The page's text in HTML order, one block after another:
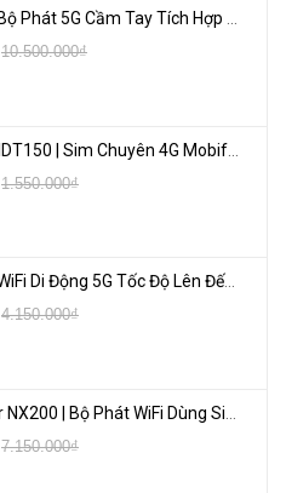
ZTE U60 Pro | Bộ Phát 5G Cầm Tay Tích Hợp Công Nghệ WiFi 7, Pin 10000mAh
10.500.000₫
1.550.000₫
ZTE U30 Pro | WiFi Di Động 5G Tốc Độ Lên Đến 500Mbps, Màn Hình Cảm Ứng
4.150.000₫
7.150.000₫